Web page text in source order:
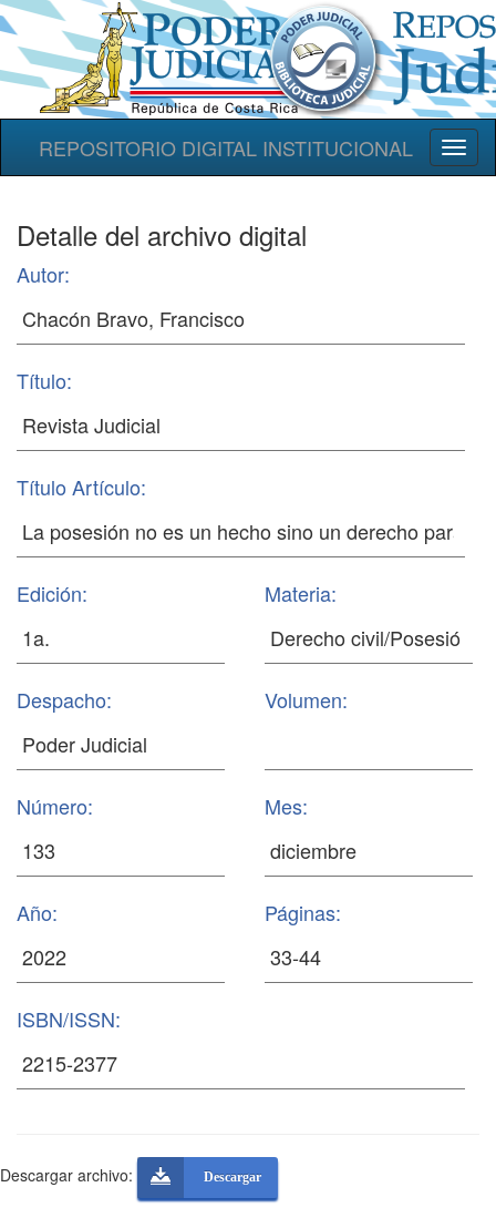
REPOSITORIO DIGITAL INSTITUCIONAL
Detalle del archivo digital
Autor:
Título:
Título Artículo:
Edición: Materia:
Despacho: Volumen:
Número: Mes:
Año: Páginas:
ISBN/ISSN:
Descargar archivo: Descargar